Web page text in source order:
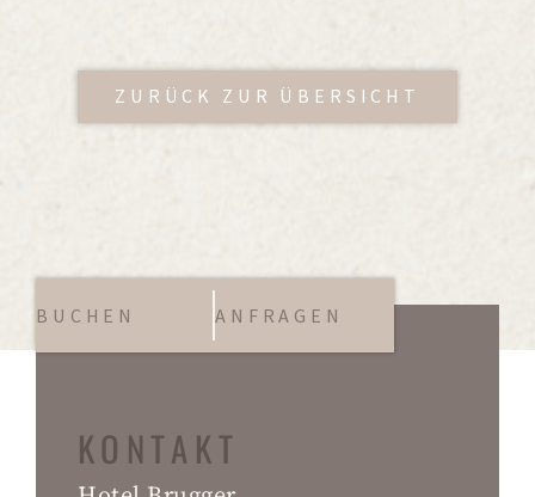
ZURÜCK ZUR ÜBERSICHT
BUCHEN ANFRAGEN
KONTAKT